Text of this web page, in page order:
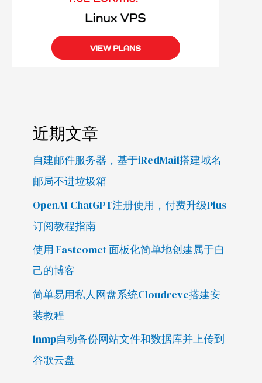
近期文章
自建邮件服务器，基于iRedMail搭建域名
邮局不进垃圾箱
OpenAI ChatGPT注册使用，付费升级Plus
订阅教程指南
使用 Fastcomet 面板化简单地创建属于自
己的博客
简单易用私人网盘系统Cloudreve搭建安
装教程
lnmp自动备份网站文件和数据库并上传到
谷歌云盘